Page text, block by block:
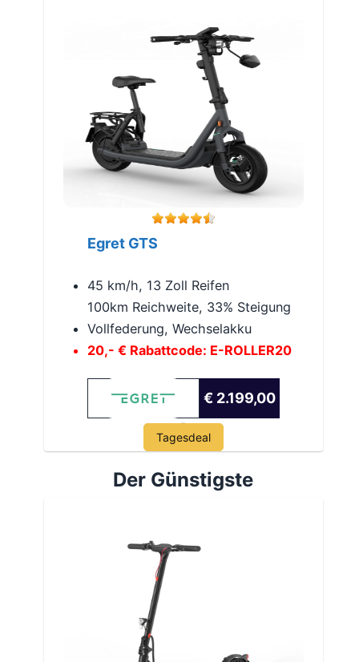
Egret GTS
45 km/h, 13 Zoll Reifen
100km Reichweite, 33% Steigung
Vollfederung, Wechselakku
20,- € Rabattcode: E-ROLLER20
€ 2.199,00
Tagesdeal
Der Günstigste